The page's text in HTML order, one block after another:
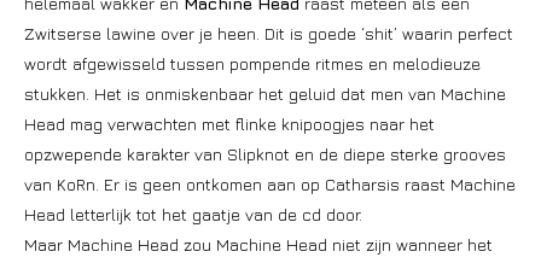
Zwitserse lawine over je heen. Dit is goede ‘shit’ waarin perfect
wordt afgewisseld tussen pompende ritmes en melodieuze
stukken. Het is onmiskenbaar het geluid dat men van Machine
Head mag verwachten met flinke knipoogjes naar het
opzwepende karakter van Slipknot en de diepe sterke grooves
van KoRn. Er is geen ontkomen aan op Catharsis raast Machine
Head letterlijk tot het gaatje van de cd door.
Maar Machine Head zou Machine Head niet zijn wanneer het